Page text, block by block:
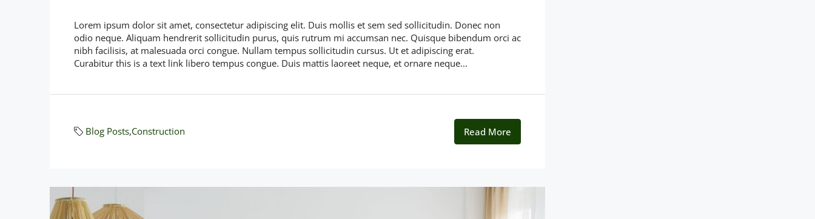
Lorem ipsum dolor sit amet, consectetur adipiscing elit. Duis mollis et sem sed sollicitudin. Donec non
odio neque. Aliquam hendrerit sollicitudin purus, quis rutrum mi accumsan nec. Quisque bibendum orci ac
nibh facilisis, at malesuada orci congue. Nullam tempus sollicitudin cursus. Ut et adipiscing erat.
Curabitur this is a text link libero tempus congue. Duis mattis laoreet neque, et ornare neque...
Blog Posts,Construction Read More